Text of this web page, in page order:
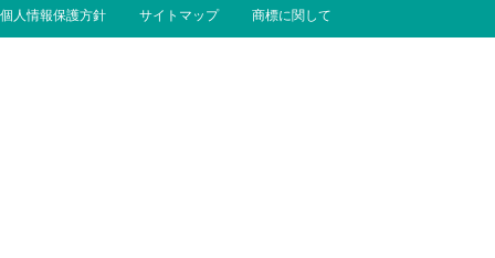
個人情報保護方針 サイトマップ 商標に関して